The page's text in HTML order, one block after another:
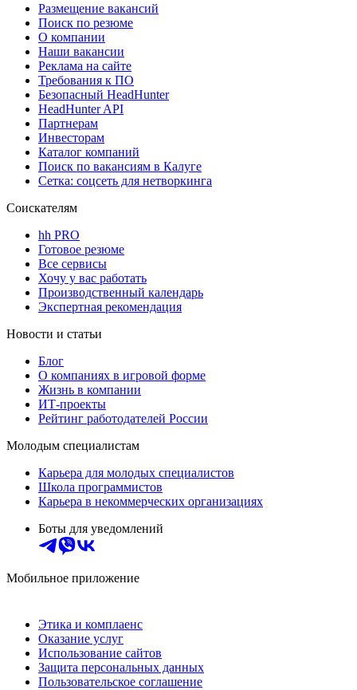
Размещение вакансий
Поиск по резюме
О компании
Наши вакансии
Реклама на сайте
Требования к ПО
Безопасный HeadHunter
HeadHunter API
Партнерам
Инвесторам
Каталог компаний
Поиск по вакансиям в Калуге
Сетка: соцсеть для нетворкинга
Соискателям
hh PRO
Готовое резюме
Все сервисы
Хочу у вас работать
Производственный календарь
Экспертная рекомендация
Новости и статьи
Блог
О компаниях в игровой форме
Жизнь в компании
ИТ-проекты
Рейтинг работодателей России
Молодым специалистам
Карьера для молодых специалистов
Школа программистов
Карьера в некоммерческих организациях
Боты для уведомлений
Мобильное приложение
Этика и комплаенс
Оказание услуг
Использование сайтов
Защита персональных данных
Пользовательское соглашение